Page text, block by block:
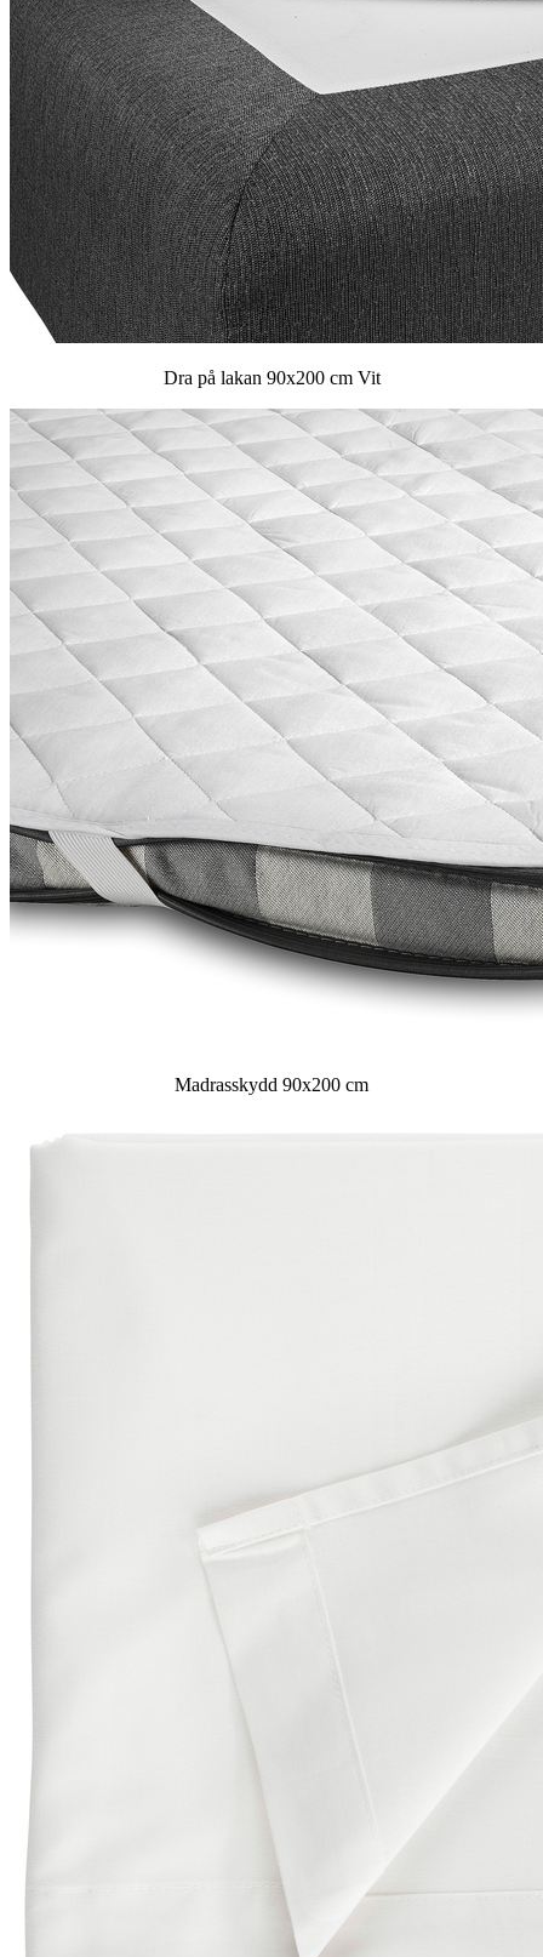
Dra på lakan 90x200 cm Vit
Madrasskydd 90x200 cm